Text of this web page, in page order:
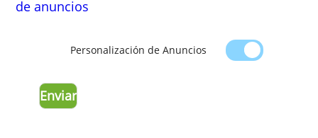
anuncios que ves, contar el número de
ayudarte a registrarte en nuestros servicios,
proteger tus datos o recordar tus
de anuncios